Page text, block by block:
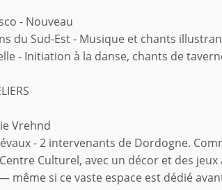
- Nouveau
du Sud-Est - Musique et chants
- Initiation à la danse, chants de
Vrehnd
- 2 intervenants de Dordogne.
Culturel, avec un décor et des
même si ce vaste espace est dédié